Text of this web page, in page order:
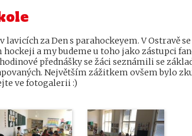
lavicích za Den s parahockeyem. V Ostravě
a my budeme u toho jako zástupci
přednášky se žáci seznámili se
Největším zážitkem ovšem bylo
ve fotogalerii :)